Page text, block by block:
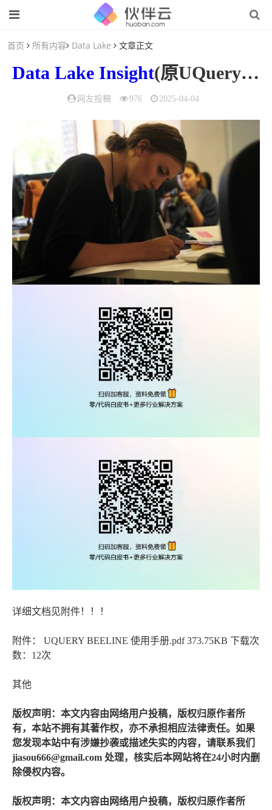
首页 所有内容 Data Lake 文章正文
Data Lake Insight(原UQuery) Beeline 使用手册
网友投稿 976 2025-04-04
详细文档见附件！！！
附件： UQUERY BEELINE 使用手册.pdf 373.75KB 下载次
数：12次
其他
版权声明：本文内容由网络用户投稿，版权归原作者所
有，本站不拥有其著作权，亦不承担相应法律责任。如果
您发现本站中有涉嫌抄袭或描述失实的内容，请联系我们
jiasou666@gmail.com 处理，核实后本网站将在24小时内删
除侵权内容。
版权声明：本文内容由网络用户投稿，版权归原作者所